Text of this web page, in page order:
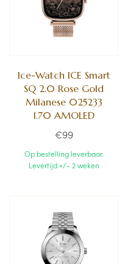
Ice-Watch ICE Smart
SQ 2.0 Rose Gold
Milanese 025233
1.70 AMOLED
€99
Op bestelling leverbaar.
Levertijd +/- 2 weken